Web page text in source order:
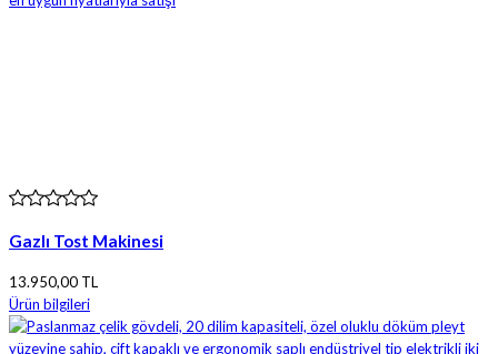
Gazlı Tost Makinesi
13.950,00 TL
Ürün bilgileri